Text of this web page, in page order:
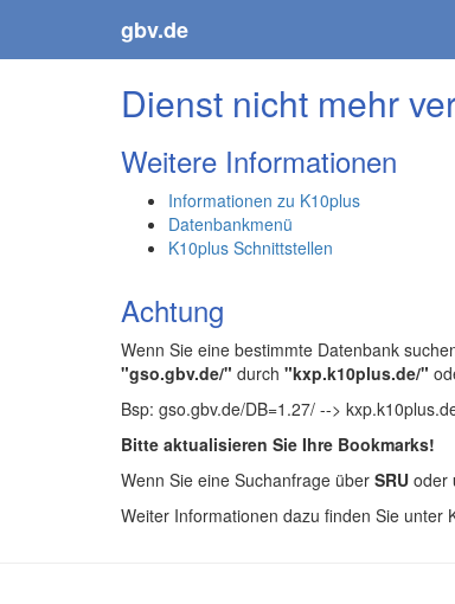
gbv.de
Dienst nicht mehr
Weitere Informationen
Informationen zu K10plus
Datenbankmenü
K10plus Schnittstellen
Achtung
Wenn Sie eine bestimmte Datenbank
"gso.gbv.de/" durch "kxp.k10plus.de/"
Bsp: gso.gbv.de/DB=1.27/ -->
Bitte aktualisieren Sie Ihre Bookmarks!
Wenn Sie eine Suchanfrage über SRU oder
Weiter Informationen dazu finden Sie unter